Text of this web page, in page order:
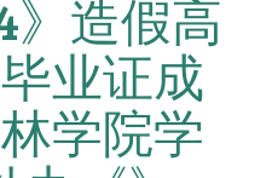
》造假高
业证成
学院学